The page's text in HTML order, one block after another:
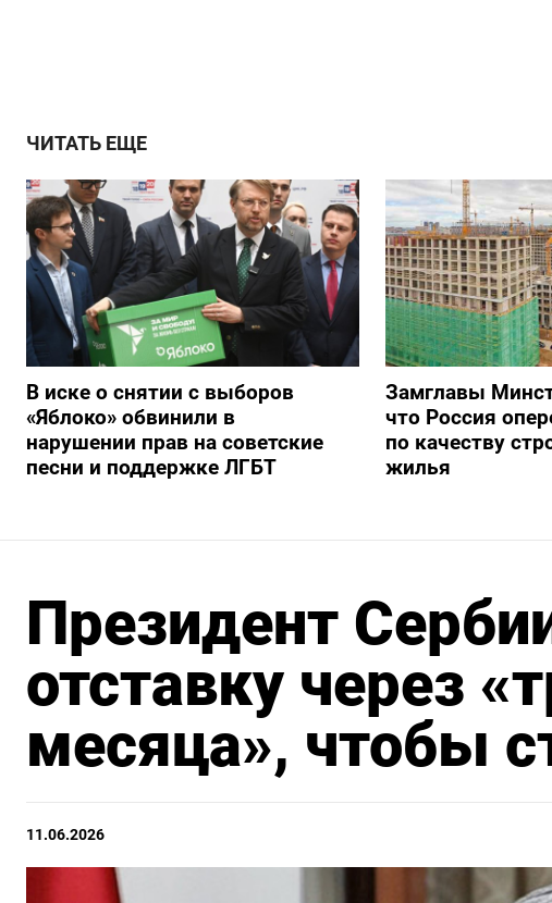
ЧИТАТЬ ЕЩЕ
В иске о снятии с выборов
«Яблоко» обвинили в
нарушении прав на советские
песни и поддержке ЛГБТ
Замглавы
что Россия
по качеству
жилья
Президент
отставку через
месяца», чтобы
11.06.2026